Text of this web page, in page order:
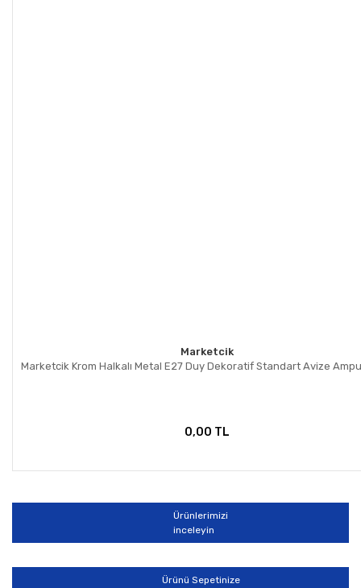
Marketcik
Marketcik Krom Halkalı Metal E27 Duy Dekoratif Standart Avize
0,00 TL
Ürünlerimizi
inceleyin
Ürünü Sepetinize